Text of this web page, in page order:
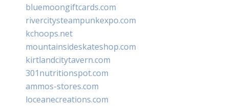
bluemoongiftcards.com
rivercitysteampunkexpo.com
kchoops.net
mountainsideskateshop.com
kirtlandcitytavern.com
301nutritionspot.com
ammos-stores.com
loceanecreations.com